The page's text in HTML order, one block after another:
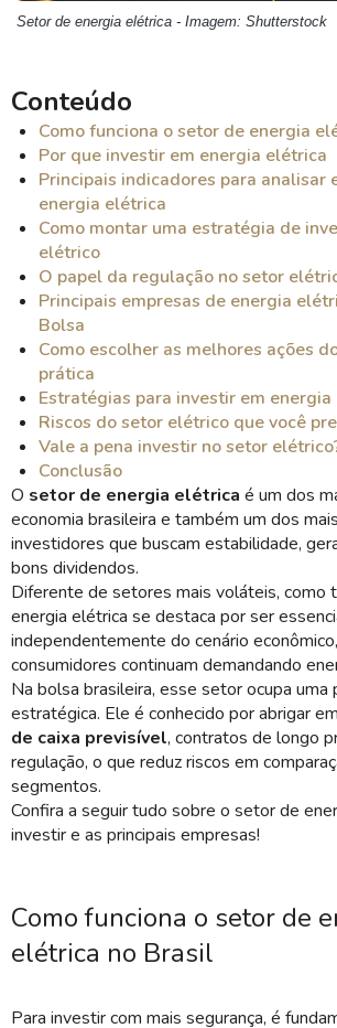
Setor de energia elétrica - Imagem: Shutterstock
Conteúdo
Como funciona o setor de energia
Por que investir em energia elétrica
Principais indicadores para analisar
energia elétrica
Como montar uma estratégia de
elétrico
O papel da regulação no setor
Principais empresas de energia
Bolsa
Como escolher as melhores ações
prática
Estratégias para investir em
Riscos do setor elétrico que você
Vale a pena investir no setor
Conclusão
O setor de energia elétrica é um dos
economia brasileira e também um dos
investidores que buscam estabilidade,
bons dividendos.
Diferente de setores mais voláteis, como
energia elétrica se destaca por ser
independentemente do cenário
consumidores continuam demandando
Na bolsa brasileira, esse setor ocupa uma
estratégica. Ele é conhecido por abrigar
de caixa previsível, contratos de longo
regulação, o que reduz riscos em
segmentos.
Confira a seguir tudo sobre o setor de
investir e as principais empresas!
Como funciona o setor de
elétrica no Brasil
Para investir com mais segurança, é